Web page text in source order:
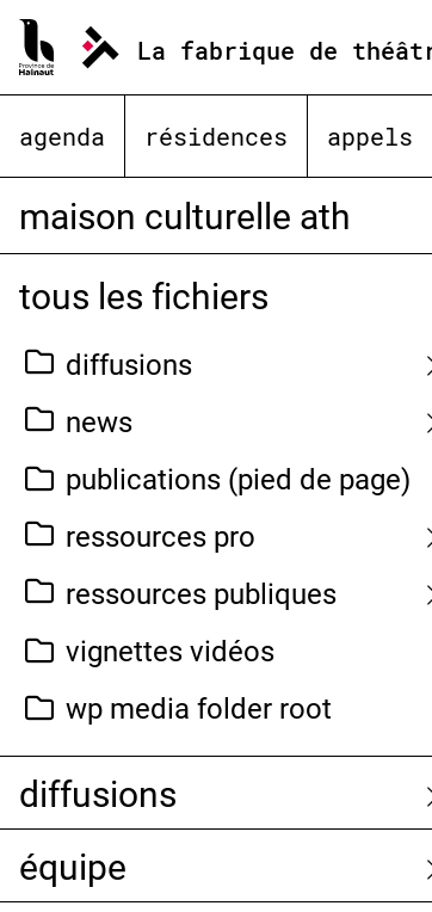
contenu
La fabrique de
agenda résidences appels
maison culturelle ath
tous les fichiers
diffusions
news
publications (pied de page)
ressources pro
ressources publiques
vignettes vidéos
wp media folder root
diffusions
équipe